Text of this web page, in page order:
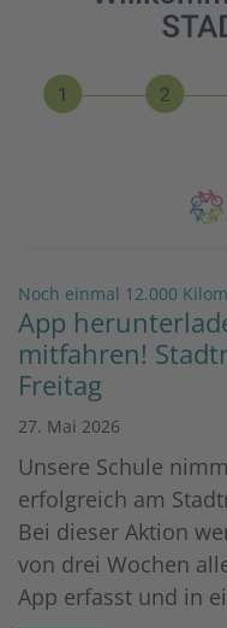
Noch einmal 12.000
App
mitfahren!
Freitag
27. Mai 2026
Unsere Schule
erfolgreich am
Bei dieser Aktion
von drei Wochen
App erfasst und in